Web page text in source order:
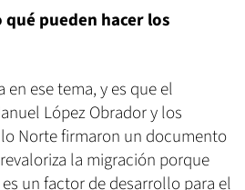
qué pueden hacer los
ese tema, y es que el
López Obrador y los
Norte firmaron un documento
la migración porque
un factor de desarrollo para el